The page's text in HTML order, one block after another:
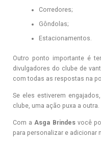
Corredores;
Gôndolas;
Estacionamentos.
Outro ponto importante é
divulgadores do clube de
com todas as respostas na
Se eles estiverem
clube, uma ação puxa a outra.
Com a Asga Brindesvocê
para personalizar e adicionar